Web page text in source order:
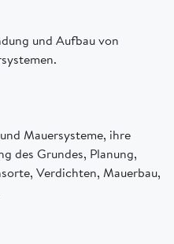
und Aufbau von
Mauersysteme, ihre
des Grundes, Planung,
Verdichten, Mauerbau,